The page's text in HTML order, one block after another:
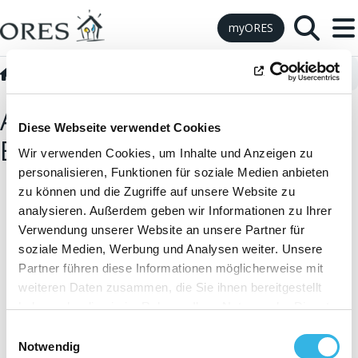
Diese Webseite verwendet Cookies
Wir verwenden Cookies, um Inhalte und Anzeigen zu
personalisieren, Funktionen für soziale Medien anbieten
zu können und die Zugriffe auf unsere Website zu
analysieren. Außerdem geben wir Informationen zu Ihrer
Verwendung unserer Website an unsere Partner für
soziale Medien, Werbung und Analysen weiter. Unsere
Partner führen diese Informationen möglicherweise mit
weiteren Daten zusammen, die Sie ihnen bereitgestellt
haben oder die sie im Rahmen Ihrer Nutzung der Dienste
Cookies, wenn Sie unsere Webseite weiterhin nutzen.
Notwendig
Skip to Content
myORES
Alle Schritte, um mit der
Energieteilung zu beginnen
Beginnen Sie mit der Energieteilung